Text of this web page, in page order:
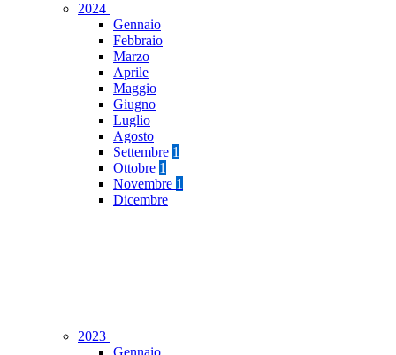
2024
Gennaio
Febbraio
Marzo
Aprile
Maggio
Giugno
Luglio
Agosto
Settembre 1
Ottobre 1
Novembre 1
Dicembre
2023